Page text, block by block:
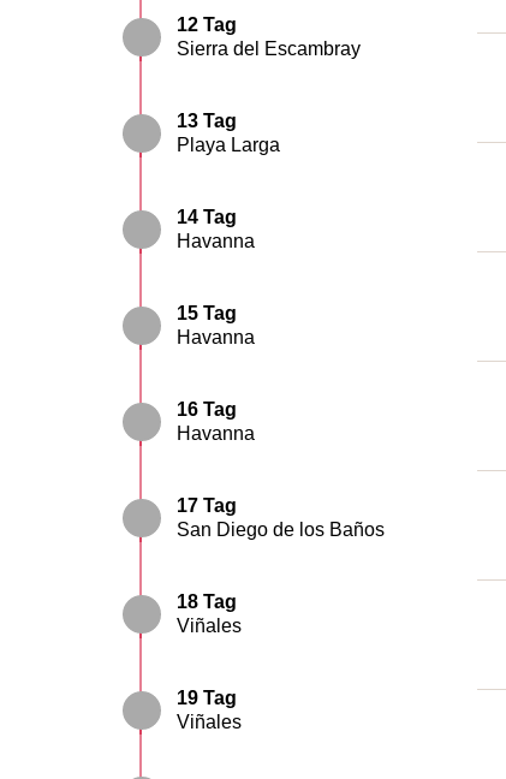
12 Tag
Sierra del Escambray
13 Tag
Playa Larga
14 Tag
Havanna
15 Tag
Havanna
16 Tag
Havanna
17 Tag
San Diego de los Baños
18 Tag
Viñales
19 Tag
Viñales